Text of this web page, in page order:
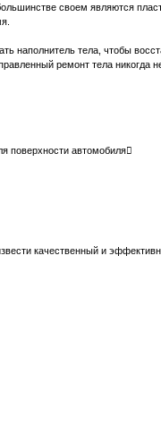
своем являются
наполнитель тела, чтобы
ремонт тела никогда
поверхности автомобиля
качественный и